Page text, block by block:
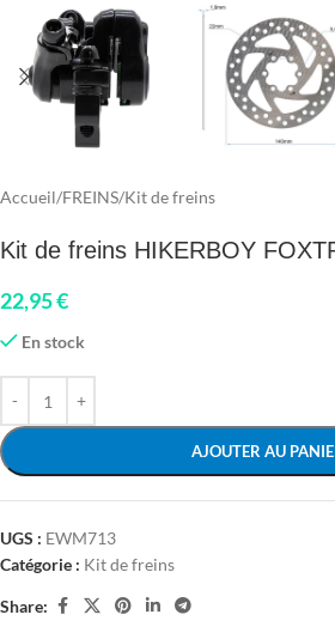
Accueil/FREINS/Kit de freins
Kit de freins HIKERBOY
22,95€
En stock
AJOUTER AU
UGS : EWM713
Catégorie : Kit de freins
Share: